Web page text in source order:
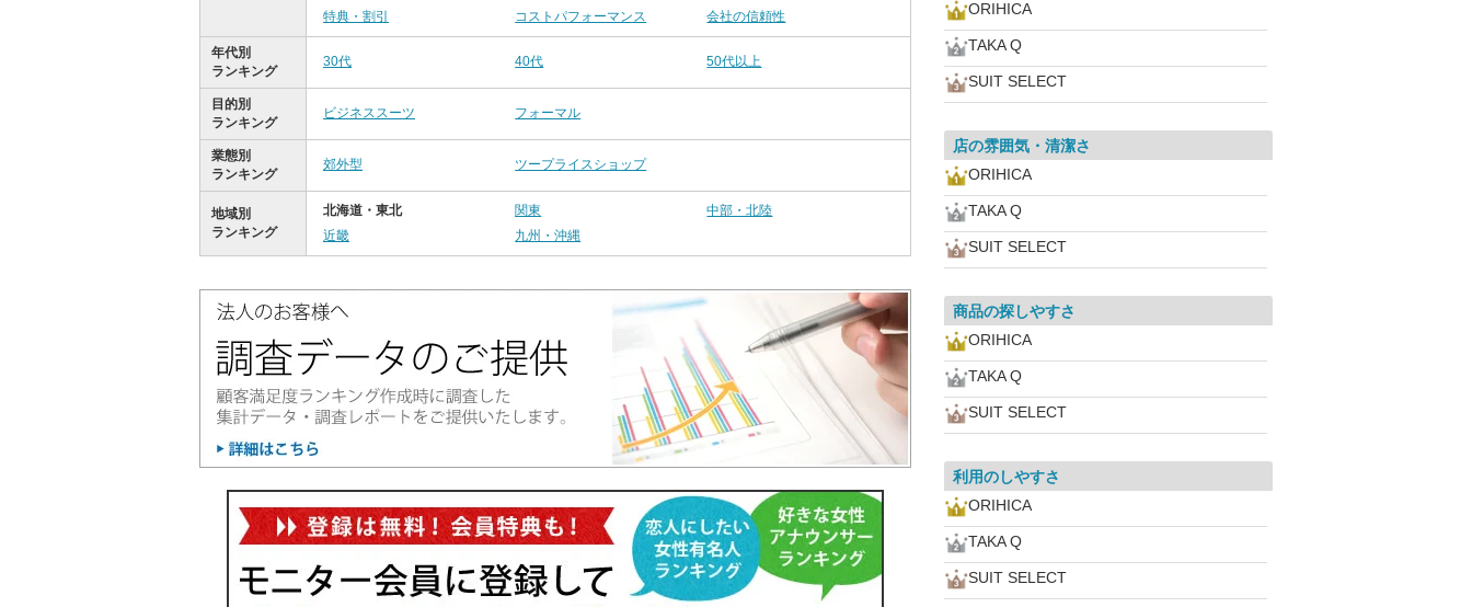
特典・割引
コストパフォーマンス 会社の信頼性
年代別
ランキング
30代 40代 50代以上
目的別
ランキング
ビジネススーツ フォーマル
業態別
ランキング
郊外型 ツープライスショップ
地域別
ランキング
北海道・東北 関東
中部・北陸
近畿
九州・沖縄
ORIHICA
TAKA Q
SUIT SELECT
店の雰囲気・清潔さ
ORIHICA
TAKA Q
SUIT SELECT
商品の探しやすさ
ORIHICA
TAKA Q
SUIT SELECT
利用のしやすさ
ORIHICA
TAKA Q
SUIT SELECT